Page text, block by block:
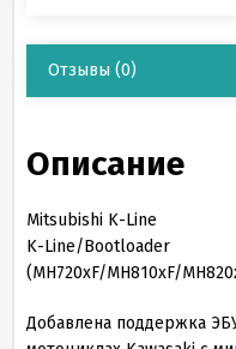
Отзывы (0)
Описание
Mitsubishi K-Line
K-Line/Bootloader
(MH720xF/MH810xF/
Добавлена поддержка